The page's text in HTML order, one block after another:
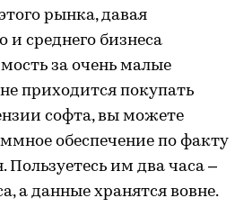
рынка, давая
среднего бизнеса
за очень малые
приходится покупать
софта, вы можете
обеспечение по факту
Пользуетесь им два часа –
а данные хранятся вовне.